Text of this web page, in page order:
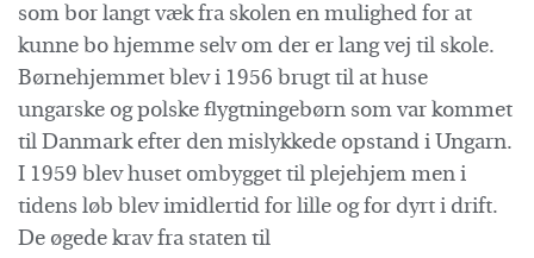
som bor langt væk fra skolen en mulighed for at
kunne bo hjemme selv om der er lang vej til skole.
Børnehjemmet blev i 1956 brugt til at huse
ungarske og polske flygtningebørn som var kommet
til Danmark efter den mislykkede opstand i Ungarn.
I 1959 blev huset ombygget til plejehjem men i
tidens løb blev imidlertid for lille og for dyrt i drift.
De øgede krav fra staten til